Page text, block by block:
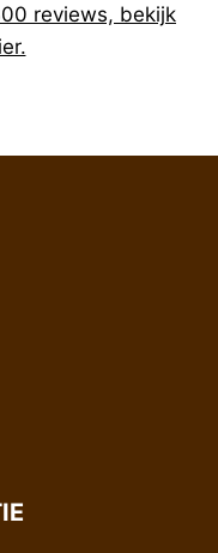
reviews, bekijk